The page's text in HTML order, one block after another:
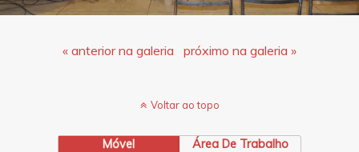
« anterior na galeria próximo na galeria »
Voltar ao topo
Móvel Área De Trabalho